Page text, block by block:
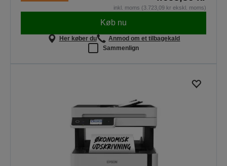
inkl. moms (3.723,09 kr ekskl. moms)
Køb nu
Her køber du
Anmod om et tilbagekald
Sammenlign